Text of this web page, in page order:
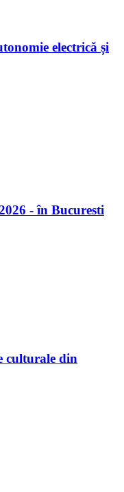
electrică și
- în Bucuresti
culturale din